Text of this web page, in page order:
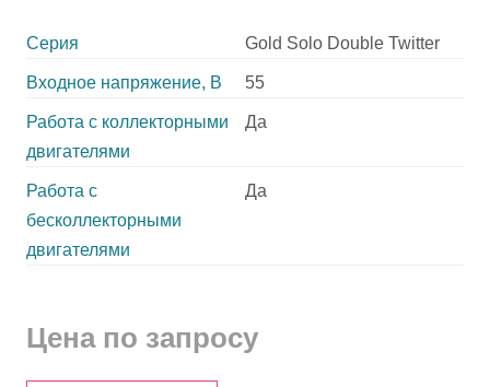
Серия Gold Solo Double Twitter
Входное напряжение, В 55
Работа с коллекторными
двигателями
Да
Работа с
бесколлекторными
двигателями
Да
Цена по запросу